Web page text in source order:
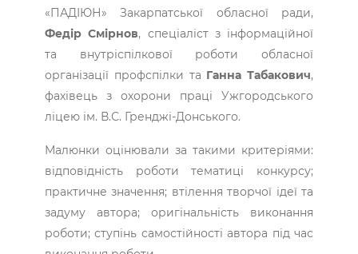
«ПАДІЮН» Закарпатської обласної ради,
Федір Смірнов, спеціаліст з інформаційної
та внутріспілкової роботи обласної
організації профспілки та Ганна Табакович,
фахівець з охорони праці Ужгородського
ліцею ім. В.С. Гренджі-Донського.
Малюнки оцінювали за такими критеріями:
відповідність роботи тематиці конкурсу;
практичне значення; втілення творчої ідеї та
задуму автора; оригінальність виконання
роботи; ступінь самостійності автора під час